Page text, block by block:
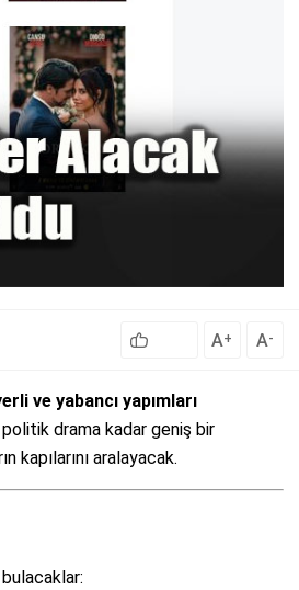
A+ A-
ve yabancı yapımları
drama kadar geniş bir
kapılarını aralayacak.